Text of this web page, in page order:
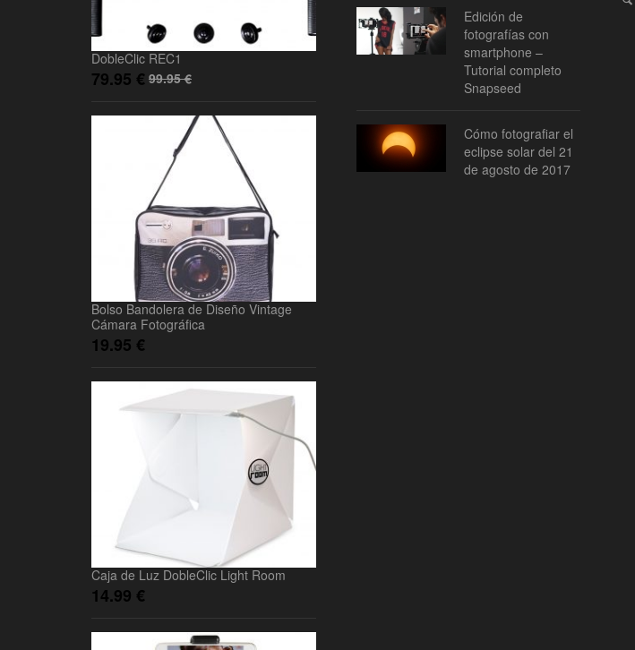
DobleClic REC1
99.95€
79.95 €
Bolso Bandolera de Diseño Vintage
Cámara Fotográfica
19.95 €
Caja de Luz DobleClic Light Room
14.99 €
Edición de
fotografías con
smartphone –
Tutorial completo
Snapseed
Cómo fotografiar el
eclipse solar del 21
de agosto de 2017